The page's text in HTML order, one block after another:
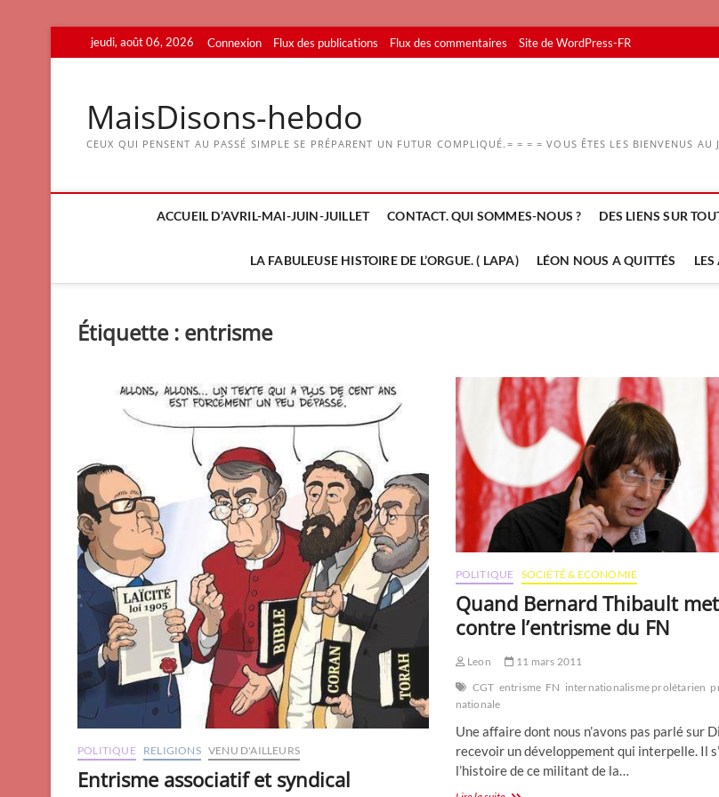
to
jeudi, août 06, 2026 Connexion Flux des publications Flux des commentaires Site de WordPress-FR
MaisDisons-hebdo
CEUX QUI PENSENT AU PASSÉ SIMPLE SE PRÉPARENT UN FUTUR COMPLIQUÉ.= = = = VOUS ÊTES LES BIENVENUS
ACCUEIL D’AVRIL-MAI-JUIN-JUILLET CONTACT. QUI SOMMES-NOUS ? DES LIENS SUR
LA FABULEUSE HISTOIRE DE L’ORGUE. ( LAPA) LÉON NOUS A QUITTÉS
Étiquette : entrisme
POLITIQUE RELIGIONS VENU D'AILLEURS
Entrisme associatif et syndical
POLITIQUE SOCIÉTÉ & ECONOMIE
Quand Bernard Thibault
contre l’entrisme du FN
Leon
11 mars 2011
CGT entrisme FN internationalisme prolétarien
nationale
Une affaire dont nous n’avons pas parlé sur
recevoir un développement qui interpelle. Il
l’histoire de ce militant de la…